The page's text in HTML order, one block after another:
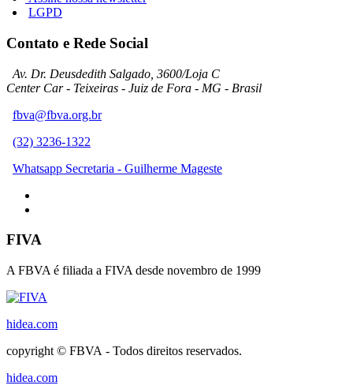
LGPD
Contato e Rede Social
Av. Dr. Deusdedith Salgado, 3600/Loja C
Center Car - Teixeiras - Juiz de Fora - MG - Brasil
fbva@fbva.org.br
(32) 3236-1322
Whatsapp Secretaria - Guilherme Mageste
FIVA
A FBVA é filiada a FIVA desde novembro de 1999
hidea.com
copyright © FBVA - Todos direitos reservados.
hidea.com